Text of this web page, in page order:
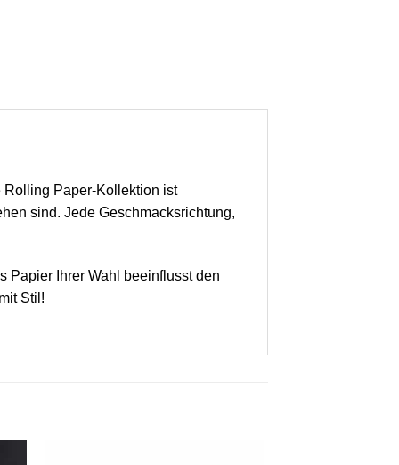
Rolling Paper-Kollektion ist
sind. Jede Geschmacksrichtung,
Papier Ihrer Wahl beeinflusst den
Stil!